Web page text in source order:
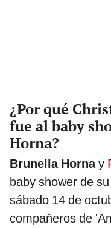
¿Por qué
fue al baby
Horna?
Brunella Hornay
baby shower de
sábado 14 de
compañeros de